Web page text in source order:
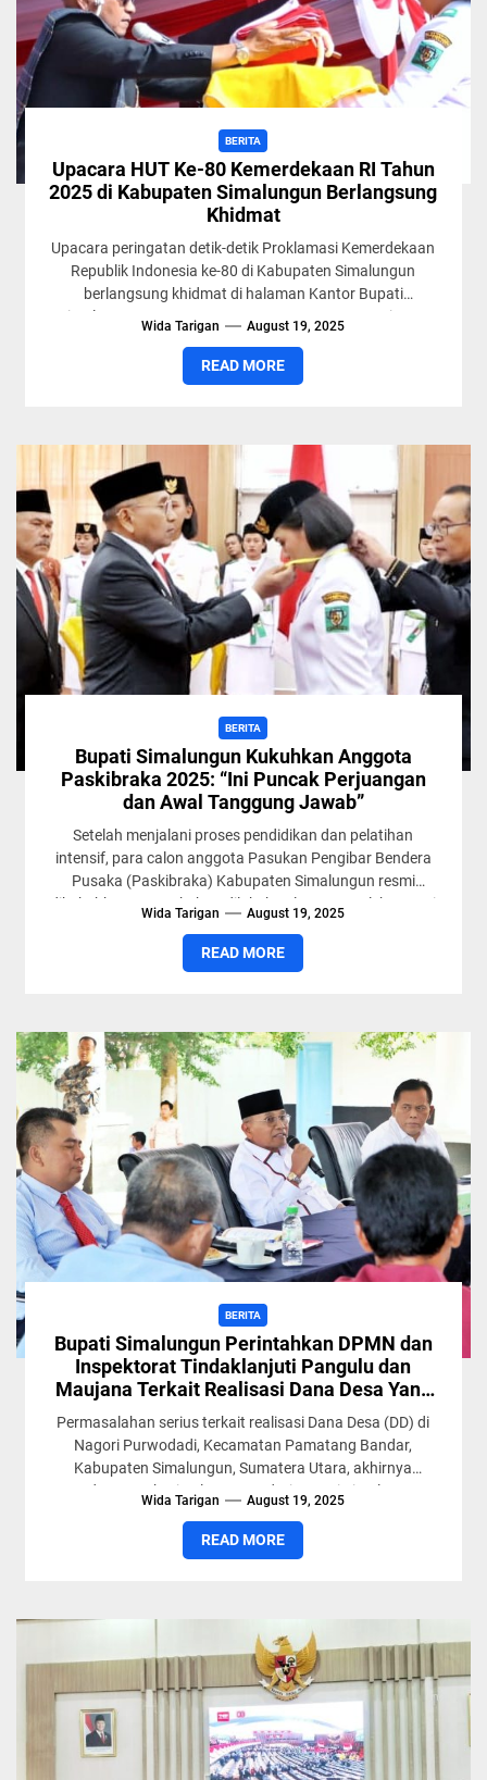
BERITA
Upacara HUT Ke-80 Kemerdekaan RI Tahun
2025 di Kabupaten Simalungun Berlangsung
Khidmat
Upacara peringatan detik-detik Proklamasi Kemerdekaan
Republik Indonesia ke-80 di Kabupaten Simalungun
berlangsung khidmat di halaman Kantor Bupati
Simalungun, Pamatang Raya, Sumatera Utara, Minggu
Wida Tarigan August 19, 2025
READ MORE
BERITA
Bupati Simalungun Kukuhkan Anggota
Paskibraka 2025: “Ini Puncak Perjuangan
dan Awal Tanggung Jawab”
Setelah menjalani proses pendidikan dan pelatihan
intensif, para calon anggota Pasukan Pengibar Bendera
Pusaka (Paskibraka) Kabupaten Simalungun resmi
dikukuhkan. Pengukuhan dilakukan langsung oleh Bupati
Wida Tarigan August 19, 2025
READ MORE
BERITA
Bupati Simalungun Perintahkan DPMN dan
Inspektorat Tindaklanjuti Pangulu dan
Maujana Terkait Realisasi Dana Desa Yang
Tidak Sesuai Aturan
Permasalahan serius terkait realisasi Dana Desa (DD) di
Nagori Purwodadi, Kecamatan Pamatang Bandar,
Kabupaten Simalungun, Sumatera Utara, akhirnya
mendapat perhatian langsung dari Bupati Simalungun,
Wida Tarigan August 19, 2025
READ MORE